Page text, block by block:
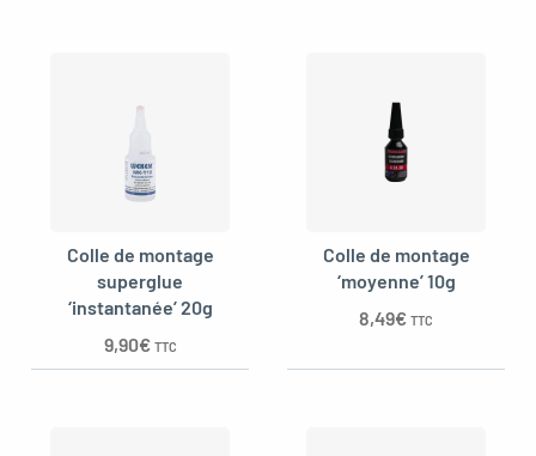
Colle de montage
superglue
‘instantanée’ 20g
9,90€ TTC
Colle de montage
‘moyenne’ 10g
8,49€ TTC
menu